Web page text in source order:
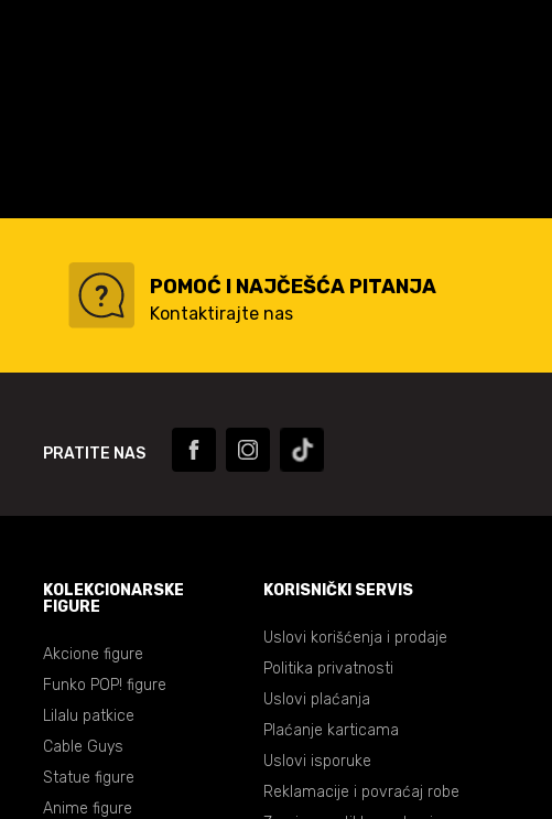
POMOĆ I NAJČEŠĆA PITANJA
Kontaktirajte nas
PRATITE NAS
KOLEKCIONARSKE
FIGURE
Akcione figure
Funko POP! figure
Lilalu patkice
Cable Guys
Statue figure
Anime figure
KORISNIČKI SERVIS
Uslovi korišćenja i prodaje
Politika privatnosti
Uslovi plaćanja
Plaćanje karticama
Uslovi isporuke
Reklamacije i povraćaj robe